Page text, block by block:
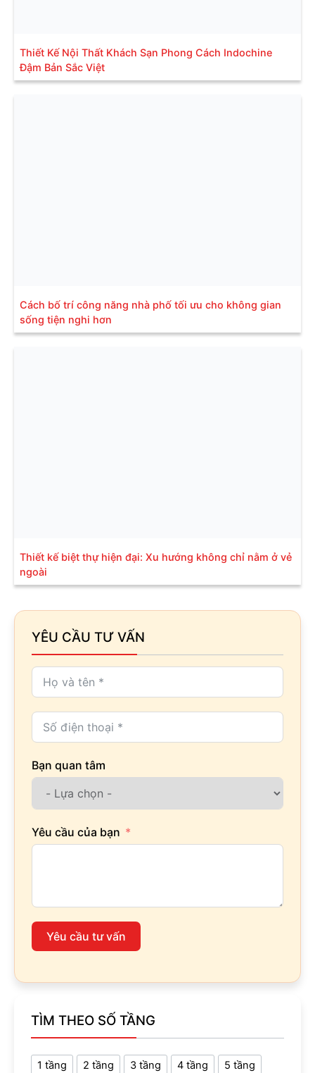
Thiết Kế Nội Thất Khách Sạn Phong Cách Indochine
Đậm Bản Sắc Việt
Cách bố trí công năng nhà phố tối ưu cho không gian
sống tiện nghi hơn
Thiết kế biệt thự hiện đại: Xu hướng không chỉ nằm ở vẻ
ngoài
YÊU CẦU TƯ VẤN
Bạn quan tâm
Yêu cầu của bạn
Yêu cầu tư vấn
TÌM THEO SỐ TẦNG
1 tầng 2 tầng 3 tầng 4 tầng 5 tầng